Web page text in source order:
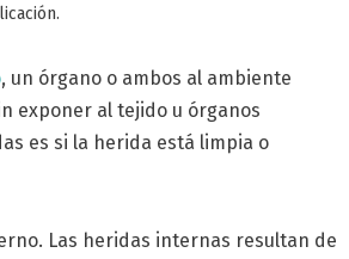
, un órgano o ambos al ambiente
exponer al tejido u órganos
es si la herida está limpia o
Las heridas internas resultan de